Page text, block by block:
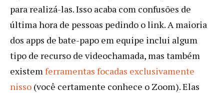
para realizá-las. Isso acaba com confusões de
última hora de pessoas pedindo o link. A maioria
dos apps de bate-papo em equipe inclui algum
tipo de recurso de videochamada, mas também
existemferramentas focadas exclusivamente
nisso (você certamente conhece o Zoom). Elas